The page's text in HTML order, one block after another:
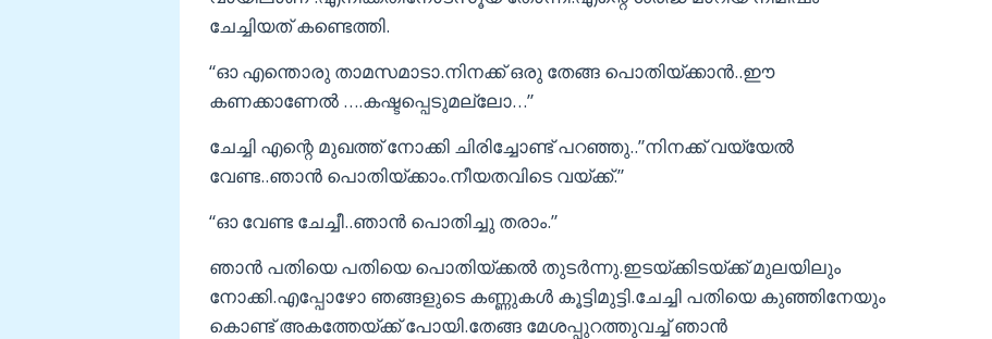
ചേച്ചിയത് കണ്ടെത്തി.
“ഓ എന്തൊരു താമസമാടാ.നിനക്ക് ഒരു തേങ്ങ പൊതിയ്ക്കാൻ..ഈ
കണക്കാണേൽ ….കഷ്ടപ്പെടുമല്ലോ…”
ചേച്ചി എന്റെ മുഖത്ത് നോക്കി ചിരിച്ചോണ്ട് പറഞ്ഞു..”നിനക്ക് വയ്യേൽ
വേണ്ട..ഞാൻ പൊതിയ്ക്കാം.നീയതവിടെ വയ്ക്ക്.”
“ഓ വേണ്ട ചേച്ചീ..ഞാൻ പൊതിച്ചു തരാം.”
ഞാൻ പതിയെ പതിയെ പൊതിയ്ക്കൽ തുടർന്നു.ഇടയ്ക്കിടയ്ക്ക് മുലയിലും
നോക്കി.എപ്പോഴോ ഞങ്ങളുടെ കണ്ണുകൾ കൂട്ടിമുട്ടി.ചേച്ചി പതിയെ കുഞ്ഞിനേയും
കൊണ്ട് അകത്തേയ്ക്ക് പോയി.തേങ്ങ മേശപ്പുറത്തുവച്ച് ഞാൻ